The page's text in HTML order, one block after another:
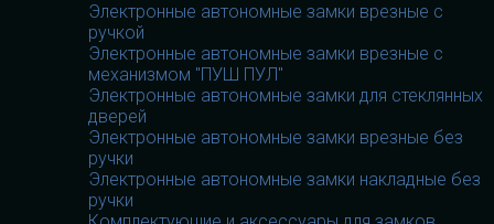
Электронные автономные замки врезные с
ручкой
Электронные автономные замки врезные с
механизмом "ПУШ ПУЛ"
Электронные автономные замки для стеклянных
дверей
Электронные автономные замки врезные без
ручки
Электронные автономные замки накладные без
ручки